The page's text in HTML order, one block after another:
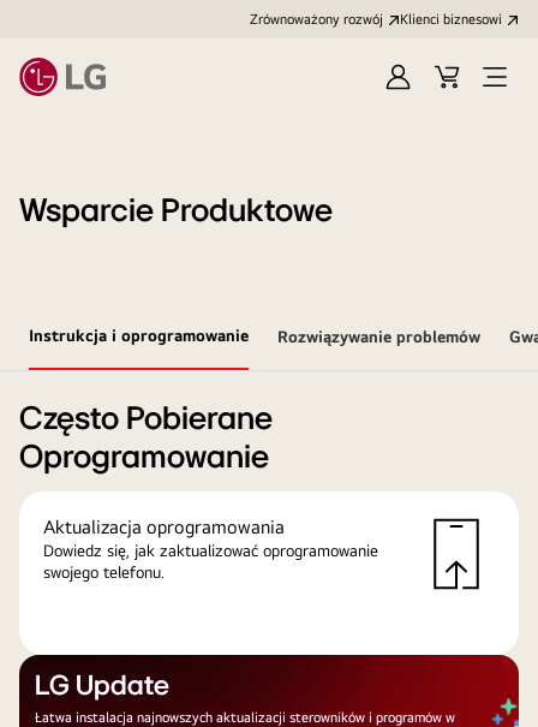
Zrównoważony rozwój Klienci biznesowi
ZalogujKoszyk
Wsparcie Produktowe
Instrukcja i oprogramowanie Rozwiązywanie problemów
Często Pobierane
Oprogramowanie
Aktualizacja oprogramowania
Dowiedz się, jak zaktualizować oprogramowanie
swojego telefonu.
LG Update
Łatwa instalacja najnowszych aktualizacji sterowników i programów w